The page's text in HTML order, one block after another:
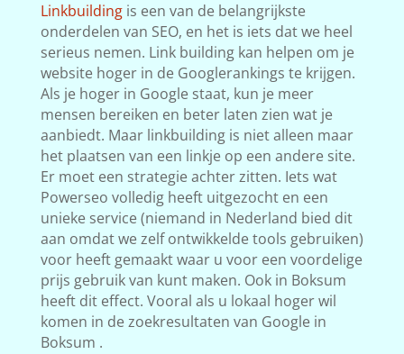
Linkbuildingis een van de belangrijkste
onderdelen van SEO, en het is iets dat we heel
serieus nemen. Link building kan helpen om je
website hoger in de Googlerankings te krijgen.
Als je hoger in Google staat, kun je meer
mensen bereiken en beter laten zien wat je
aanbiedt. Maar linkbuilding is niet alleen maar
het plaatsen van een linkje op een andere site.
Er moet een strategie achter zitten. Iets wat
Powerseo volledig heeft uitgezocht en een
unieke service (niemand in Nederland bied dit
aan omdat we zelf ontwikkelde tools gebruiken)
voor heeft gemaakt waar u voor een voordelige
prijs gebruik van kunt maken. Ook in Boksum
heeft dit effect. Vooral als u lokaal hoger wil
komen in de zoekresultaten van Google in
Boksum .